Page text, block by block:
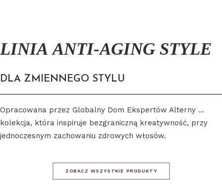
LINIA ANTI-AGING STYLE
DLA ZMIENNEGO STYLU
Opracowana przez Globalny Dom Ekspertów Alterny …
kolekcja, która inspiruje bezgraniczną kreatywność, przy
jednoczesnym zachowaniu zdrowych włosów.
ZOBACZ WSZYSTKIE PRODUKTY